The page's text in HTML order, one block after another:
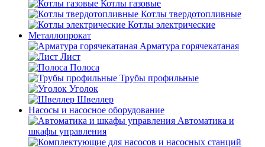
Котлы газовые
Котлы твердотопливные
Котлы электрические
Металлопрокат
Арматура горячекатаная
Лист
Полоса
Трубы профильные
Уголок
Швеллер
Насосы и насосное оборудование
Автоматика и
шкафы управления